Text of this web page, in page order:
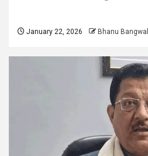
January 22, 2026 Bhanu Bangwal